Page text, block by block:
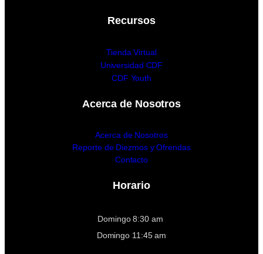
Recursos
Tienda Virtual
Universidad CDF
CDF Youth
Acerca de Nosotros
Acerca de Nosotros
Reporte de Diezmos y Ofrendas
Contacto
Horario
Domingo 8:30 am
Domingo 11:45 am